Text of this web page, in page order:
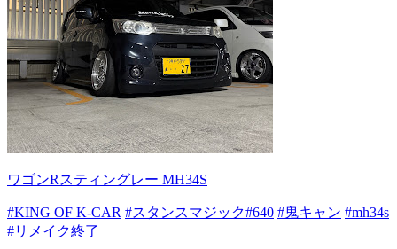
ワゴンRスティングレー MH34S
#KING OF K-CAR #スタンスマジック#640 #鬼キャン #mh34s
#リメイク終了